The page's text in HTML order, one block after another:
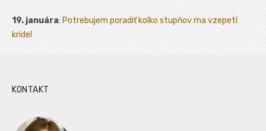
19. januára: Potrebujem poradiť kolko stupňov ma vzepetí
kridel
KONTAKT